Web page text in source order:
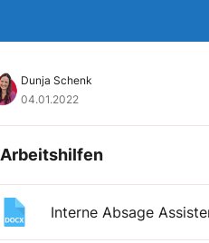
Dunja Schenk
04.01.2022
Arbeitshilfen
Interne Absage